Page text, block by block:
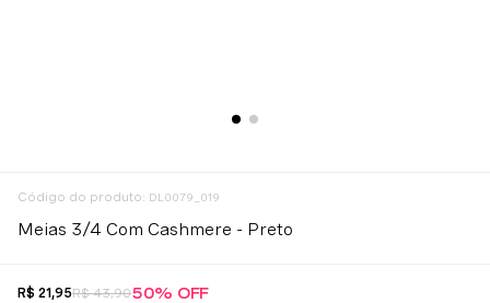
: DL0079_019
Meias 3/4 Com Cashmere - Preto
R$ 21,95R$ 43,9050% OFF